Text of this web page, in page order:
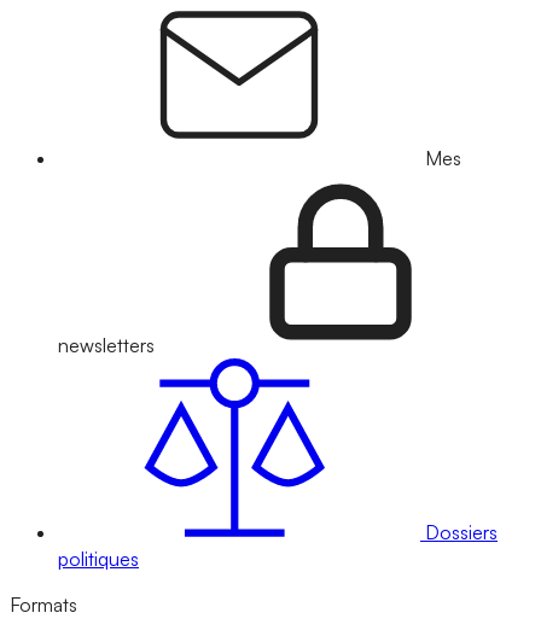
Mes
newsletters
Dossiers
politiques
Formats